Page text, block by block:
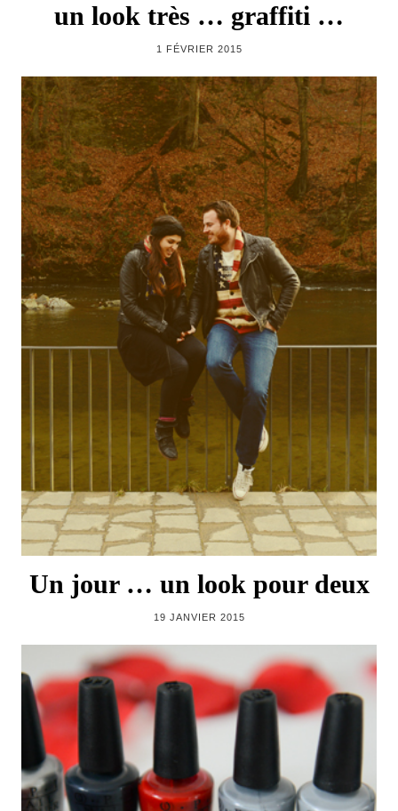
un look très … graffiti …
1 FÉVRIER 2015
Un jour … un look pour deux
19 JANVIER 2015